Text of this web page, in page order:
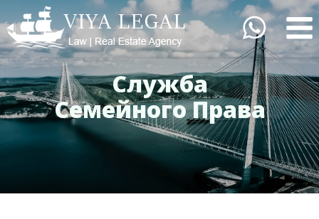
Перейти
к
содержимому
Служба
Семейного Права